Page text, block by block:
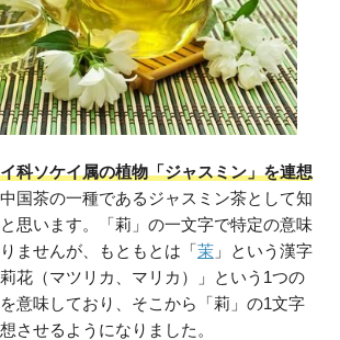
科ソケイ属の植物「ジャスミン」を連想
国茶の一種であるジャスミン茶として知
思います。「莉」の一文字で特定の意味
ませんが、もともとは「茉」という漢字
花（マツリカ、マリカ）」という1つの
意味しており、そこから「莉」の1文字
させるようになりました。